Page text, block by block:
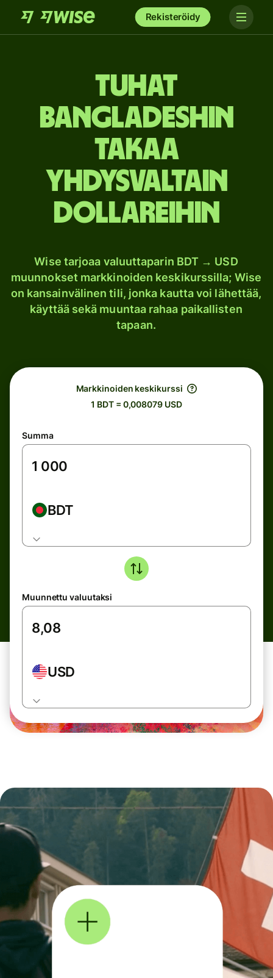
Rekisteröidy
tuhat
Bangladeshin
takaa
Yhdysvaltain
dollareihin
Wise tarjoaa valuuttaparin BDT → USD
muunnokset markkinoiden keskikurssilla; Wise
on kansainvälinen tili, jonka kautta voi lähettää,
käyttää sekä muuntaa rahaa paikallisten
tapaan.
Markkinoiden keskikurssi
1 BDT = 0,008079 USD
Summa
BDT
Muunnettu valuutaksi
USD